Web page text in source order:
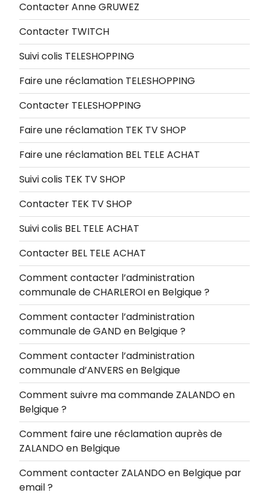
Contacter Anne GRUWEZ
Contacter TWITCH
Suivi colis TELESHOPPING
Faire une réclamation TELESHOPPING
Contacter TELESHOPPING
Faire une réclamation TEK TV SHOP
Faire une réclamation BEL TELE ACHAT
Suivi colis TEK TV SHOP
Contacter TEK TV SHOP
Suivi colis BEL TELE ACHAT
Contacter BEL TELE ACHAT
Comment contacter l’administration
communale de CHARLEROI en Belgique ?
Comment contacter l’administration
communale de GAND en Belgique ?
Comment contacter l’administration
communale d’ANVERS en Belgique
Comment suivre ma commande ZALANDO en
Belgique ?
Comment faire une réclamation auprès de
ZALANDO en Belgique
Comment contacter ZALANDO en Belgique par
email ?